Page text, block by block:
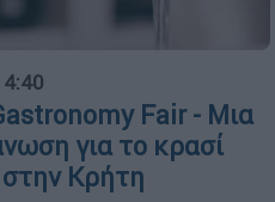
Fair - Μια
για το κρασί
στην Κρήτη